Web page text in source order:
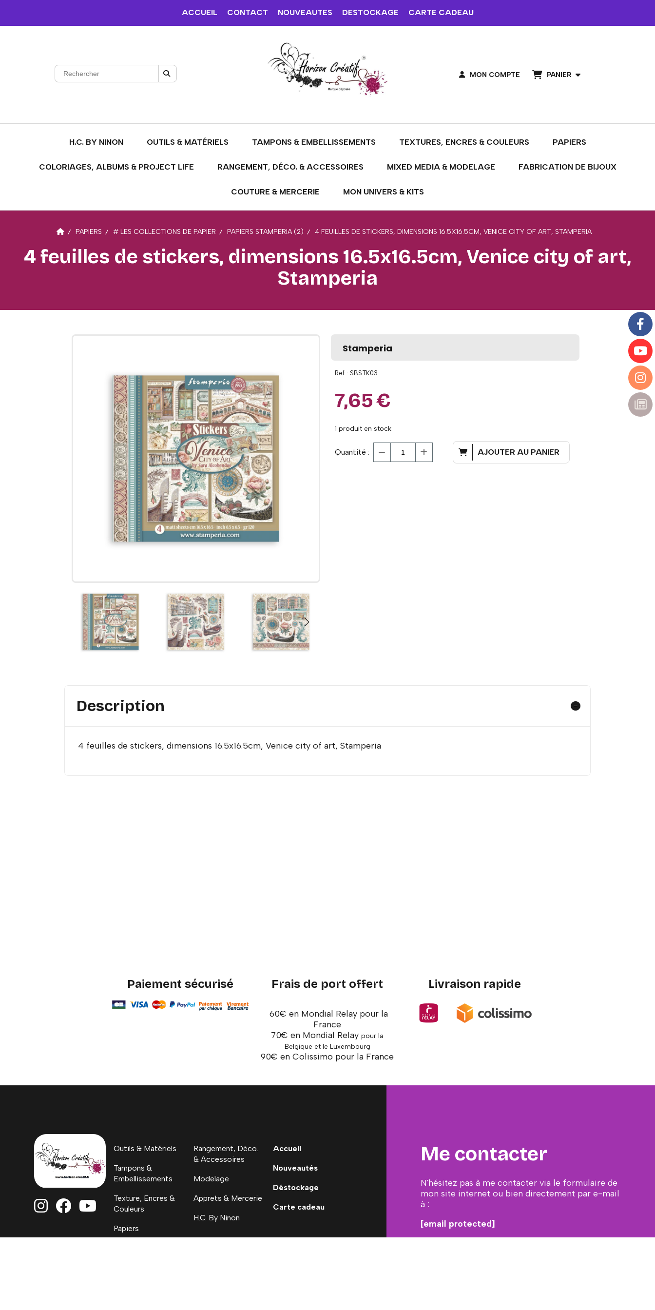
ACCUEIL CONTACT NOUVEAUTES DESTOCKAGE CARTE CADEAU
MON COMPTE PANIER
H.C. BY NINON OUTILS & MATÉRIELS TAMPONS & EMBELLISSEMENTS TEXTURES, ENCRES & COULEURS PAPIERS
COLORIAGES, ALBUMS & PROJECT LIFE RANGEMENT, DÉCO. & ACCESSOIRES MIXED MEDIA & MODELAGE FABRICATION DE BIJOUX
COUTURE & MERCERIE MON UNIVERS & KITS
PAPIERS # LES COLLECTIONS DE PAPIER PAPIERS STAMPERIA (2) 4 FEUILLES DE STICKERS, DIMENSIONS 16.5X16.5CM, VENICE CITY OF ART, STAMPERIA
4 feuilles de stickers, dimensions 16.5x16.5cm, Venice city of art,
Stamperia
Stamperia
Ref : SBSTK03
7,65€
1 produit en stock
Quantité : AJOUTER AU PANIER
Description
4 feuilles de stickers, dimensions 16.5x16.5cm, Venice city of art, Stamperia
Paiement sécurisé Frais de port offert
60€ en Mondial Relay pour la
France
70€ en Mondial Relaypour la
Belgique et le Luxembourg
90€ en Colissimo pour la France
Livraison rapide
  
Outils & Matériels
Tampons &
Embellissements
Texture, Encres &
Couleurs
Papiers
Rangement, Déco.
& Accessoires
Modelage
Apprets & Mercerie
H.C. By Ninon
Accueil
Nouveautés
Déstockage
Carte cadeau
Me contacter
N'hésitez pas à me contacter via le formulaire de
mon site internet ou bien directement par e-mail
à :
[email protected]